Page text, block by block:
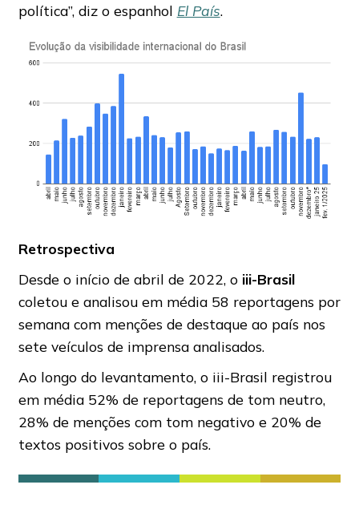
política”, diz o espanhol El País.
Retrospectiva
Desde o início de abril de 2022, oiii-Brasil
coletou e analisou em média 58 reportagens por
semana com menções de destaque ao país nos
sete veículos de imprensa analisados.
Ao longo do levantamento, o iii-Brasil registrou
em média 52% de reportagens de tom neutro,
28% de menções com tom negativo e 20% de
textos positivos sobre o país.